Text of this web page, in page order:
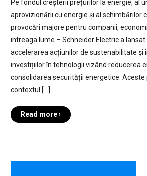
Pe fondul creșterii prețurilor la energie, al
aprovizionării cu energie și al schimbărilor
provocări majore pentru companii,
întreaga lume – Schneider Electric a
accelerarea acțiunilor de sustenabilitate și
investițiilor în tehnologii vizând reducerea
consolidarea securității energetice. Aceste
contextul […]
Read more ›